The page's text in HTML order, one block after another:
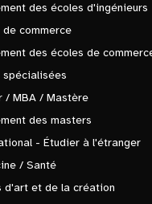
des écoles d'ingénieurs
de commerce
des écoles de
spécialisées
/ MBA / Mastère
des masters
- Étudier à l'étranger
/ Santé
d'art et de la création